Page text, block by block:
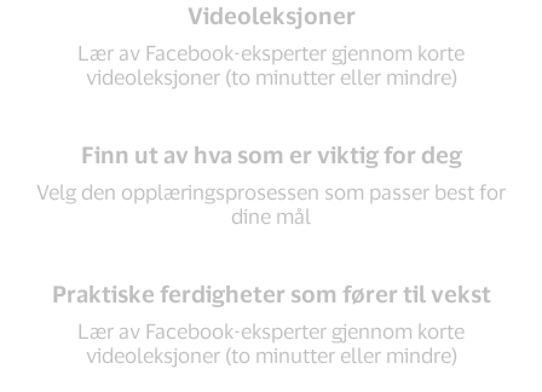
Videoleksjoner
Lær av Facebook-eksperter gjennom korte
videoleksjoner (to minutter eller mindre)
Finn ut av hva som er viktig for deg
Velg den opplæringsprosessen som passer best for
dine mål
Praktiske ferdigheter som fører til vekst
Lær av Facebook-eksperter gjennom korte
videoleksjoner (to minutter eller mindre)